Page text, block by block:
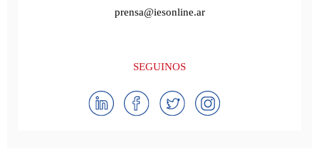
prensa@iesonline.ar
SEGUINOS